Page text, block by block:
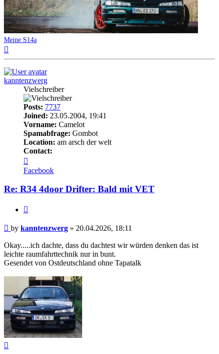
Meine S14a
kanntenzwerg
Vielschreiber
Posts: 7737
Joined: 23.05.2004, 19:41
Vorname: Camelot
Spamabfrage: Gombot
Location: am arsch der welt
Contact:
kanntenzwerg
Facebook
Re: R34 4door Drifter: Bald mit VET
Post
by kanntenzwerg » 20.04.2026, 18:11
Okay.....ich dachte, dass du dachtest wir würden denken das ist
leichte raumfahrttechnik nur in bunt.
Gesendet von Ostdeutschland ohne Tapatalk